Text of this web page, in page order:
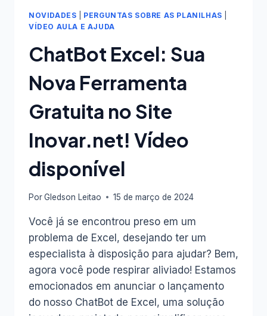
NOVIDADES PERGUNTAS SOBRE AS PLANILHAS
VÍDEO AULA E AJUDA
ChatBot Excel: Sua
Nova Ferramenta
Gratuita no Site
Inovar.net! Vídeo
disponível
PorGledson Leitao 15 de março de 2024
Você já se encontrou preso em um
problema de Excel, desejando ter um
especialista à disposição para ajudar? Bem,
agora você pode respirar aliviado! Estamos
emocionados em anunciar o lançamento
do nosso ChatBot de Excel, uma solução